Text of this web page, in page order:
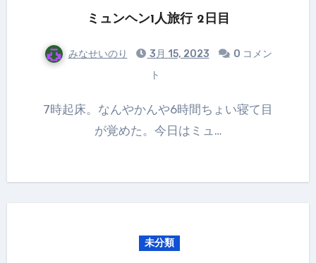
ミュンヘン1人旅行 2日目
みなせいのり 3月 15, 2023
0 コメン
ト
7時起床。なんやかんや6時間ちょい寝て目
が覚めた。今日はミュ…
未分類